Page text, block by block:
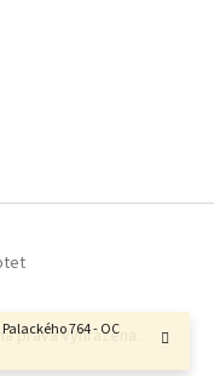
764 - OC
práva vyhrazena.